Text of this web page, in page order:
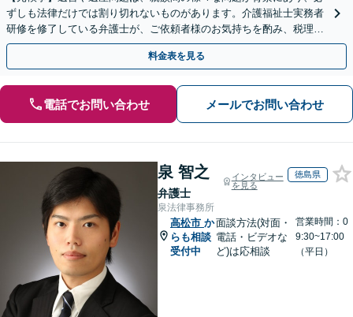
ずしも法律だけでは割り切れないものがあります。介護福祉士実務者
研修を修了している弁護士が、ご依頼者様のお気持ちを酌み、税理士
など他士業とも密接に連携しながら丁寧に対応いたします。
料金表を見る
電話でお問い合わせ メールでお問い合わせ
泉 智之
弁護士
インタビュー
を見る
徳島県
泉法律事務所
高松市 か
らも相談
受付中
面談方法(対面・
電話・ビデオな
ど)は応相談
営業時間：0
9:30~17:00
（平日）